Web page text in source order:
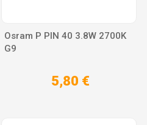
Osram P PIN 40 3.8W 2700K
G9
5,80 €